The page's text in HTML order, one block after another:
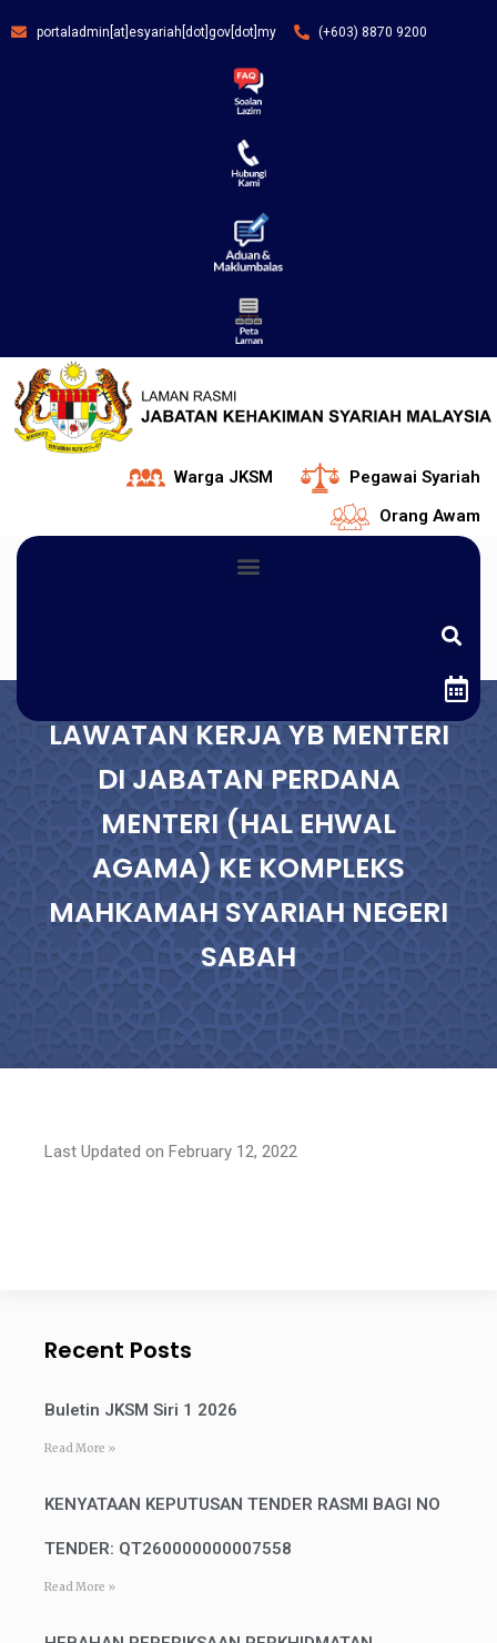
portaladmin[at]esyariah[dot]gov[dot]my (+603) 8870 9200
Warga JKSM
Pegawai Syariah
Orang Awam
LAWATAN KERJA YB MENTERI
DI JABATAN PERDANA
MENTERI (HAL EHWAL
AGAMA) KE KOMPLEKS
MAHKAMAH SYARIAH NEGERI
SABAH
Last Updated on February 12, 2022
Recent Posts
Buletin JKSM Siri 1 2026
Read More »
KENYATAAN KEPUTUSAN TENDER RASMI BAGI NO
TENDER: QT260000000007558
Read More »